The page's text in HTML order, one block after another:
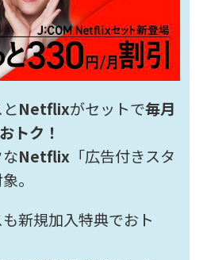
Netflixがセットで毎月
トク！
Netflix 「広告付きスタ
。
新規加入特典でおト